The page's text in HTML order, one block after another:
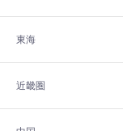
東海
近畿圏